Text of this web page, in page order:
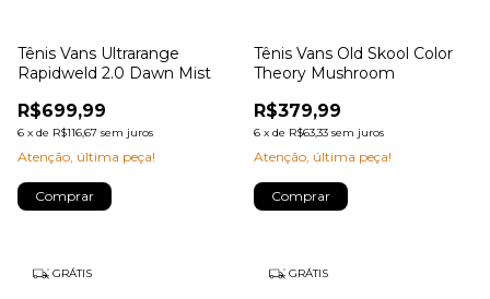
Tênis Vans Ultrarange
Rapidweld 2.0 Dawn Mist
R$699,99
6 x de R$116,67 sem juros
Atenção, última peça!
Comprar
Tênis Vans Old Skool Color
Theory Mushroom
R$379,99
6 x de R$63,33 sem juros
Atenção, última peça!
Comprar
GRÁTIS GRÁTIS